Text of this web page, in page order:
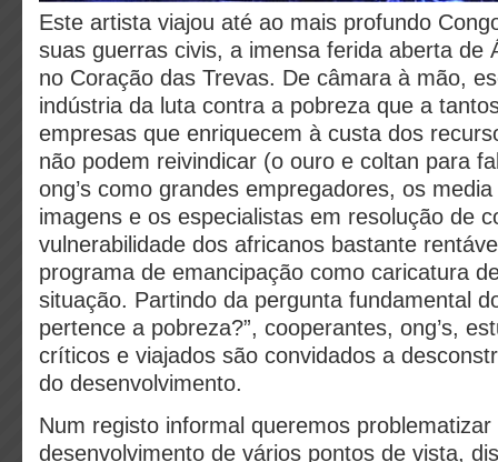
Este artista viajou até ao mais profundo
suas guerras civis, a imensa ferida aberta de
no Coração das Trevas. De câmara à mão,
indústria da luta contra a pobreza que a
empresas que enriquecem à custa dos
não podem reivindicar (o ouro e coltan para
ong’s como grandes empregadores, os
imagens e os especialistas em resolução de
vulnerabilidade dos africanos bastante
programa de emancipação como caricatura
situação. Partindo da pergunta fundamental
pertence a pobreza?”, cooperantes, ong’s,
críticos e viajados são convidados a
do desenvolvimento.
Num registo informal queremos
desenvolvimento de vários pontos de vista,